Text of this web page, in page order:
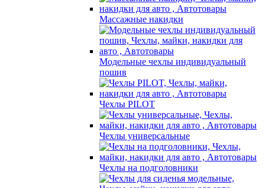
Массажные накидки
Модельные чехлы индивидуальный
пошив
Чехлы PILOT
Чехлы универсальные
Чехлы на подголовники